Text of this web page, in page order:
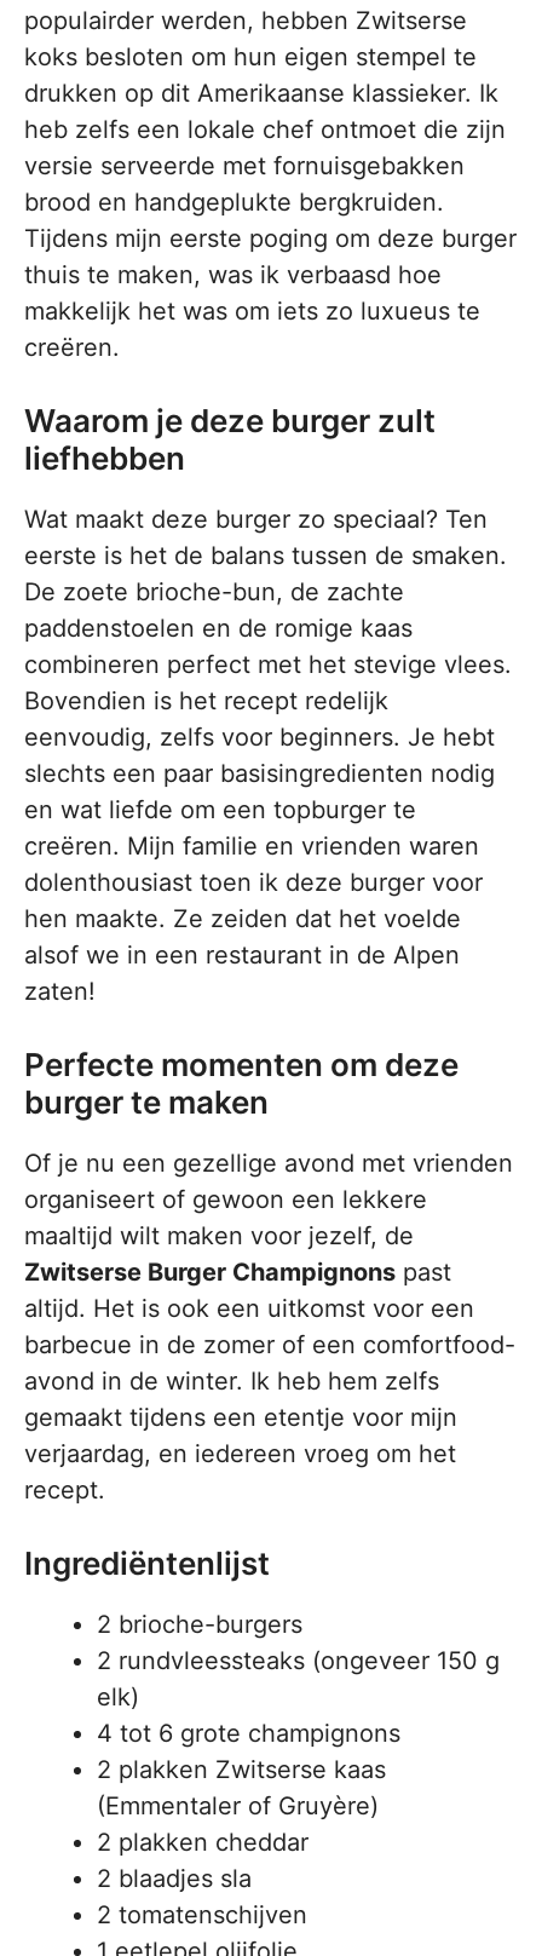
populairder werden, hebben Zwitserse
koks besloten om hun eigen stempel te
drukken op dit Amerikaanse klassieker. Ik
heb zelfs een lokale chef ontmoet die zijn
versie serveerde met fornuisgebakken
brood en handgeplukte bergkruiden.
Tijdens mijn eerste poging om deze burger
thuis te maken, was ik verbaasd hoe
makkelijk het was om iets zo luxueus te
creëren.
Waarom je deze burger zult
liefhebben
Wat maakt deze burger zo speciaal? Ten
eerste is het de balans tussen de smaken.
De zoete brioche-bun, de zachte
paddenstoelen en de romige kaas
combineren perfect met het stevige vlees.
Bovendien is het recept redelijk
eenvoudig, zelfs voor beginners. Je hebt
slechts een paar basisingredienten nodig
en wat liefde om een topburger te
creëren. Mijn familie en vrienden waren
dolenthousiast toen ik deze burger voor
hen maakte. Ze zeiden dat het voelde
alsof we in een restaurant in de Alpen
zaten!
Perfecte momenten om deze
burger te maken
Of je nu een gezellige avond met vrienden
organiseert of gewoon een lekkere
maaltijd wilt maken voor jezelf, de
Zwitserse Burger Champignons past
altijd. Het is ook een uitkomst voor een
barbecue in de zomer of een comfortfood-
avond in de winter. Ik heb hem zelfs
gemaakt tijdens een etentje voor mijn
verjaardag, en iedereen vroeg om het
recept.
Ingrediëntenlijst
2 brioche-burgers
2 rundvleessteaks (ongeveer 150 g
elk)
4 tot 6 grote champignons
2 plakken Zwitserse kaas
(Emmentaler of Gruyère)
2 plakken cheddar
2 blaadjes sla
2 tomatenschijven